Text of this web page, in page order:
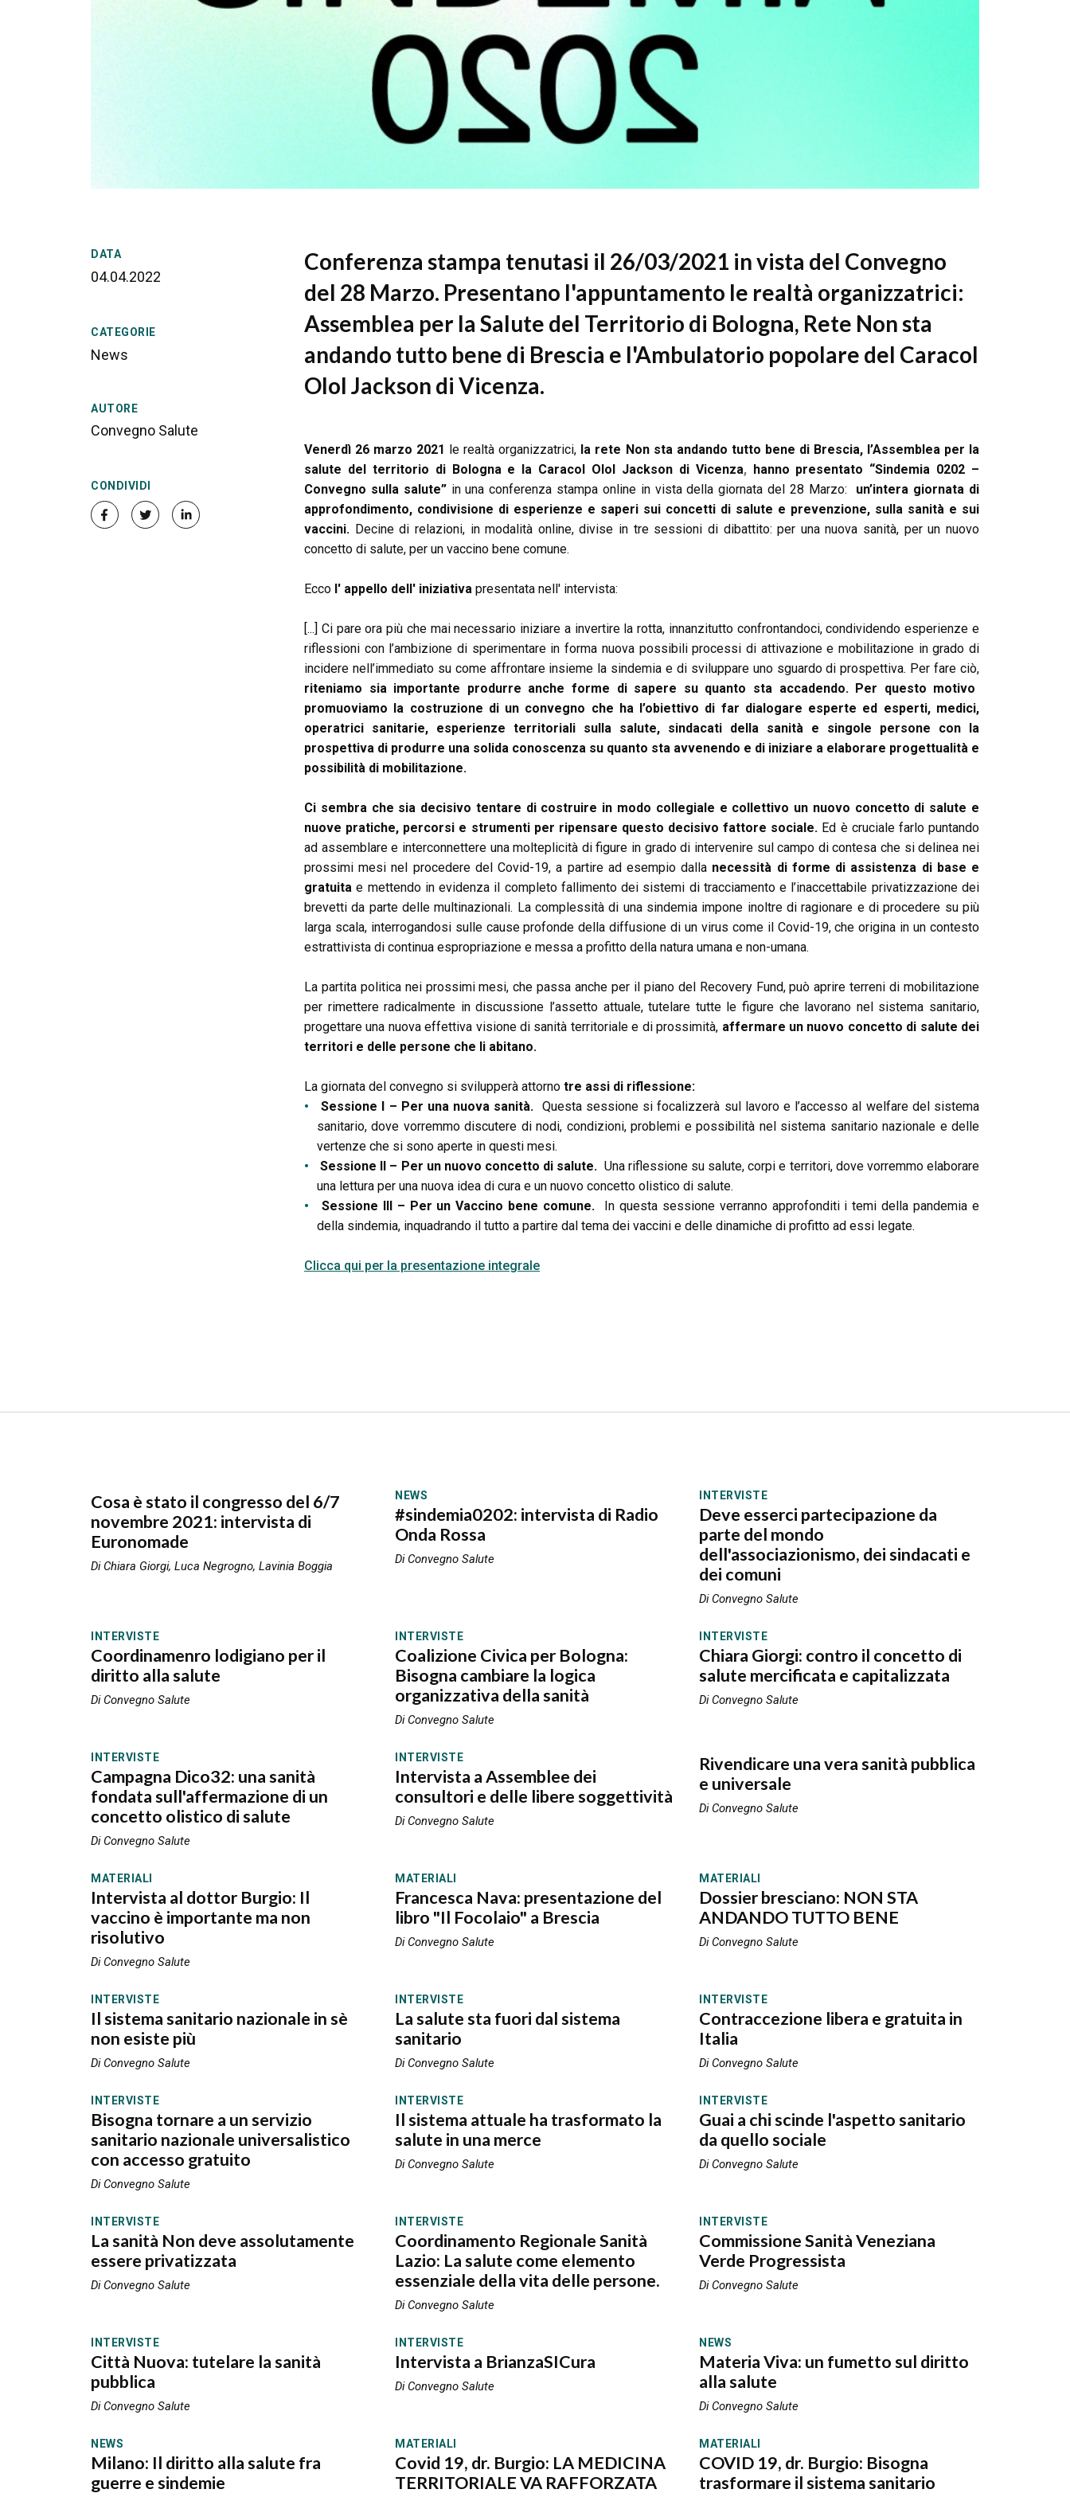
RIGUARDA LA DIRETTA
Come si esce dalla sindemia?
DATA
04.04.2022
CATEGORIE
News
AUTORE
Convegno Salute
CONDIVIDI
Conferenza stampa tenutasi il 26/03/2021 in vista del Convegno
del 28 Marzo. Presentano l'appuntamento le realtà organizzatrici:
Assemblea per la Salute del Territorio di Bologna, Rete Non sta
andando tutto bene di Brescia e l'Ambulatorio popolare del Caracol
Olol Jackson di Vicenza.
Venerdì 26 marzo 2021 le realtà organizzatrici, la rete Non sta andando tutto bene di Brescia, l’Assemblea per la
salute del territorio di Bologna e la Caracol Olol Jackson di Vicenza,hanno presentato “Sindemia 0202 –
Convegno sulla salute”in una conferenza stampa online in vista della giornata del 28 Marzo:
un’intera giornata di
approfondimento, condivisione di esperienze e saperi sui concetti di salute e prevenzione, sulla sanità e sui
vaccini. Decine di relazioni, in modalità online, divise in tre sessioni di dibattito: per una nuova sanità, per un nuovo
concetto di salute, per un vaccino bene comune.
Ecco l' appello dell' iniziativa presentata nell' intervista:
[...] Ci pare ora più che mai necessario iniziare a invertire la rotta, innanzitutto confrontandoci, condividendo esperienze e
riflessioni con l’ambizione di sperimentare in forma nuova possibili processi di attivazione e mobilitazione in grado di
incidere nell’immediato su come affrontare insieme la sindemia e di sviluppare uno sguardo di prospettiva. Per fare ciò,
riteniamo sia importante produrre anche forme di sapere su quanto sta accadendo. Per questo motivo
promuoviamo la costruzione di un convegno che ha l’obiettivo di far dialogare esperte ed esperti, medici,
operatrici sanitarie, esperienze territoriali sulla salute, sindacati della sanità e singole persone con la
prospettiva di produrre una solida conoscenza su quanto sta avvenendo e di iniziare a elaborare progettualità e
possibilità di mobilitazione.
Ci sembra che sia decisivo tentare di costruire in modo collegiale e collettivo un nuovo concetto di salute e
nuove pratiche, percorsi e strumenti per ripensare questo decisivo fattore sociale. Ed è cruciale farlo puntando
ad assemblare e interconnettere una molteplicità di figure in grado di intervenire sul campo di contesa che si delinea nei
prossimi mesi nel procedere del Covid-19, a partire ad esempio dalla necessità di forme di assistenza di base e
gratuita e mettendo in evidenza il completo fallimento dei sistemi di tracciamento e l’inaccettabile privatizzazione dei
brevetti da parte delle multinazionali. La complessità di una sindemia impone inoltre di ragionare e di procedere su più
larga scala, interrogandosi sulle cause profonde della diffusione di un virus come il Covid-19, che origina in un contesto
estrattivista di continua espropriazione e messa a profitto della natura umana e non-umana.
La partita politica nei prossimi mesi, che passa anche per il piano del Recovery Fund, può aprire terreni di mobilitazione
per rimettere radicalmente in discussione l’assetto attuale, tutelare tutte le figure che lavorano nel sistema sanitario,
progettare una nuova effettiva visione di sanità territoriale e di prossimità, affermare un nuovo concetto di salute dei
territori e delle persone che li abitano.
La giornata del convegno si svilupperà attorno tre assi di riflessione:
Sessione I – Per una nuova sanità. Questa sessione si focalizzerà sul lavoro e l’accesso al welfare del sistema
sanitario, dove vorremmo discutere di nodi, condizioni, problemi e possibilità nel sistema sanitario nazionale e delle
vertenze che si sono aperte in questi mesi.
Sessione II – Per un nuovo concetto di salute. Una riflessione su salute, corpi e territori, dove vorremmo elaborare
una lettura per una nuova idea di cura e un nuovo concetto olistico di salute.
Sessione III – Per un Vaccino bene comune. In questa sessione verranno approfonditi i temi della pandemia e
della sindemia, inquadrando il tutto a partire dal tema dei vaccini e delle dinamiche di profitto ad essi legate.
Clicca qui per la presentazione integrale
Cosa è stato il congresso del 6/7
novembre 2021: intervista di
Euronomade
Di Chiara Giorgi, Luca Negrogno, Lavinia Boggia
NEWS
#sindemia0202: intervista di Radio
Onda Rossa
Di Convegno Salute
INTERVISTE
Deve esserci partecipazione da
parte del mondo
dell'associazionismo, dei sindacati e
dei comuni
Di Convegno Salute
INTERVISTE
Coordinamenro lodigiano per il
diritto alla salute
Di Convegno Salute
INTERVISTE
Coalizione Civica per Bologna:
Bisogna cambiare la logica
organizzativa della sanità
Di Convegno Salute
INTERVISTE
Chiara Giorgi: contro il concetto di
salute mercificata e capitalizzata
Di Convegno Salute
INTERVISTE
Campagna Dico32: una sanità
fondata sull'affermazione di un
concetto olistico di salute
Di Convegno Salute
INTERVISTE
Intervista a Assemblee dei
consultori e delle libere soggettività
Di Convegno Salute
Rivendicare una vera sanità pubblica
e universale
Di Convegno Salute
MATERIALI
Intervista al dottor Burgio: Il
vaccino è importante ma non
risolutivo
Di Convegno Salute
MATERIALI
Francesca Nava: presentazione del
libro "Il Focolaio" a Brescia
Di Convegno Salute
MATERIALI
Dossier bresciano: NON STA
ANDANDO TUTTO BENE
Di Convegno Salute
INTERVISTE
Il sistema sanitario nazionale in sè
non esiste più
Di Convegno Salute
INTERVISTE
La salute sta fuori dal sistema
sanitario
Di Convegno Salute
INTERVISTE
Contraccezione libera e gratuita in
Italia
Di Convegno Salute
INTERVISTE
Bisogna tornare a un servizio
sanitario nazionale universalistico
con accesso gratuito
Di Convegno Salute
INTERVISTE
Il sistema attuale ha trasformato la
salute in una merce
Di Convegno Salute
INTERVISTE
Guai a chi scinde l'aspetto sanitario
da quello sociale
Di Convegno Salute
INTERVISTE
La sanità Non deve assolutamente
essere privatizzata
Di Convegno Salute
INTERVISTE
Coordinamento Regionale Sanità
Lazio: La salute come elemento
essenziale della vita delle persone.
Di Convegno Salute
INTERVISTE
Commissione Sanità Veneziana
Verde Progressista
Di Convegno Salute
INTERVISTE
Città Nuova: tutelare la sanità
pubblica
Di Convegno Salute
INTERVISTE
Intervista a BrianzaSICura
Di Convegno Salute
NEWS
Materia Viva: un fumetto sul diritto
alla salute
Di Convegno Salute
NEWS
Milano: Il diritto alla salute fra
guerre e sindemie
MATERIALI
Covid 19, dr. Burgio: LA MEDICINA
TERRITORIALE VA RAFFORZATA
MATERIALI
COVID 19, dr. Burgio: Bisogna
trasformare il sistema sanitario